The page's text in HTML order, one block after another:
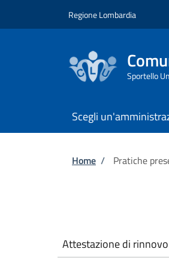
Regione Lombardia
Sportello
Scegli
Briciole
Home / Pratiche
Attestazione di